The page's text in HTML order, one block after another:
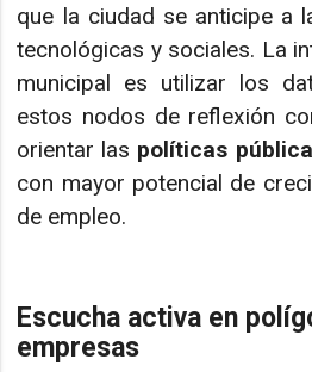
que la ciudad se anticipe a
tecnológicas y sociales. La
municipal es utilizar los
estos nodos de reflexión
orientar las políticas
con mayor potencial de
de empleo.
Escucha activa en
empresas